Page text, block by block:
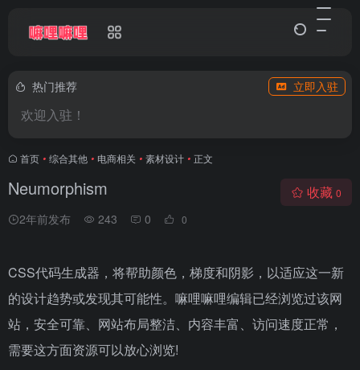
热门推荐 立即入驻
欢迎入驻！
首页 • 综合其他 • 电商相关 • 素材设计 • 正文
Neumorphism
2年前发布 243 0 0
收藏 0
CSS代码生成器，将帮助颜色，梯度和阴影，以适应这一新
的设计趋势或发现其可能性。嘛哩嘛哩编辑已经浏览过该网
站，安全可靠、网站布局整洁、内容丰富、访问速度正常，
需要这方面资源可以放心浏览!